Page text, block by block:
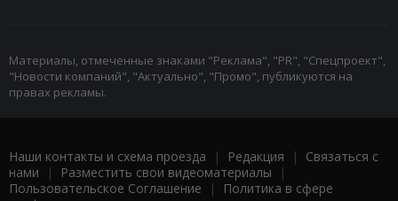
Материалы, отмеченные знаками "Реклама", "PR", "Спецпроект",
"Новости компаний", "Актуально", "Промо", публикуются на
правах рекламы.
Наши контакты и схема проезда | Редакция | Связаться с
нами | Разместить свои видеоматериалы |
Пользовательское Соглашение |
Политика в сфере